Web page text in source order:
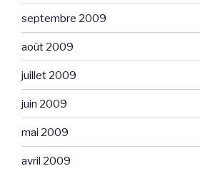
septembre 2009
août 2009
juillet 2009
juin 2009
mai 2009
avril 2009